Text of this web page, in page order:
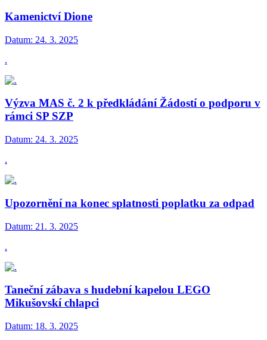
Kamenictví Dione
Datum: 24. 3. 2025
.
Výzva MAS č. 2 k předkládání Žádostí o podporu v
rámci SP SZP
Datum: 24. 3. 2025
.
Upozornění na konec splatnosti poplatku za odpad
Datum: 21. 3. 2025
.
Taneční zábava s hudební kapelou LEGO
Mikušovskí chlapci
Datum: 18. 3. 2025